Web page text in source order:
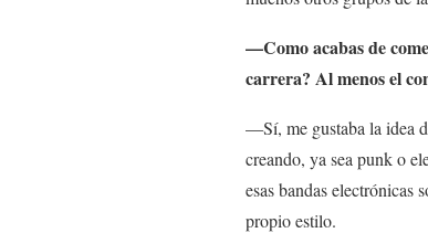
—Como acabas de
carrera? Al menos el
—Sí, me gustaba la idea
creando, ya sea punk o
esas bandas electrónicas
propio estilo.